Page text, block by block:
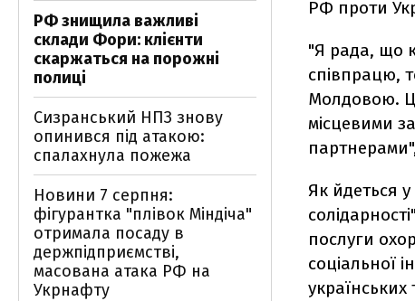
РФ проти
"Я рада, що
співпрацю,
Молдовою.
місцевими
Як йдеться
послуги
соціальної
РФ знищила важливі
склади Фори: клієнти
скаржаться на порожні
полиці
Сизранський НПЗ знову
опинився під атакою:
спалахнула пожежа
Новини 7 серпня:
фігурантка "плівок Міндіча"
отримала посаду в
держпідприємстві,
масована атака РФ на
Укрнафту